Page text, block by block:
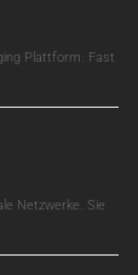
Plattform. Fast
Netzwerke. Sie